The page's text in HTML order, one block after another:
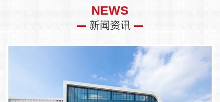
NEWS
新闻资讯